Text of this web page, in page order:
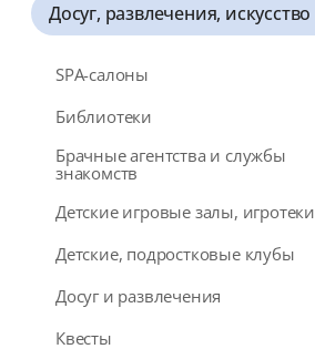
Досуг, развлечения, искусство
SPA-салоны
Библиотеки
Брачные агентства и службы
знакомств
Детские игровые залы, игротеки
Детские, подростковые клубы
Досуг и развлечения
Квесты